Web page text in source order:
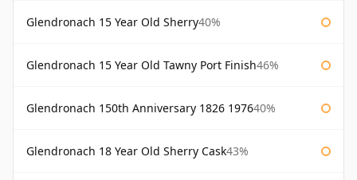
Glendronach 15 Year Old Sherry40%
Glendronach 15 Year Old Tawny Port Finish46%
Glendronach 150th Anniversary 1826 197640%
Glendronach 18 Year Old Sherry Cask43%